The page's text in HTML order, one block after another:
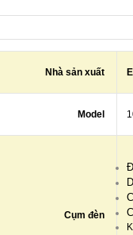
Nhà sản xuất
Model
Cụm đèn